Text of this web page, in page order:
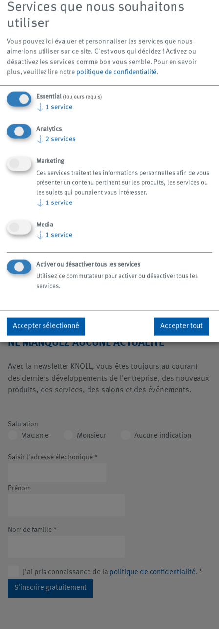
Vue d’ensemble des
produits
AerosolMaster TM 4000 ATS
Afficher plus
NE MANQUEZ AUCUNE ACTUALITÉ
Avec la newsletter KNOLL, vous êtes toujours au courant
des derniers développements de l'entreprise, des nouveaux
produits, des services, des salons et des événements.
Salutation
Madame Monsieur Aucune indication
Saisir l'adresse électronique *
Prénom
Nom de famille *
J'ai pris connaissance de la politique de confidentialité. *
S'inscrire gratuitement
Services que nous souhaitons
utiliser
Vous pouvez ici évaluer et personnaliser les services que nous
aimerions utiliser sur ce site. C'est vous qui décidez ! Activez ou
désactivez les services comme bon vous semble. Pour en savoir
plus, veuillez lire notre politique de confidentialité.
Essential (toujours requis)
↓ 1 service
Analytics
↓ 2 services
Marketing
Ces services traitent les informations personnelles afin de vous
présenter un contenu pertinent sur les produits, les services ou
les sujets qui pourraient vous intéresser.
↓ 1 service
Media
↓ 1 service
Activer ou désactiver tous les services
Utilisez ce commutateur pour activer ou désactiver tous les
services.
Accepter sélectionné Accepter tout